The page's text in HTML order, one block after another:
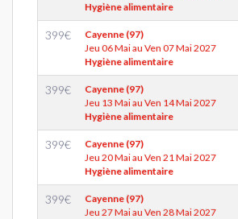
Hygiène alimentaire
399€
Cayenne (97)
Jeu 06 Mai au Ven 07 Mai 2027
Hygiène alimentaire
399€
Cayenne (97)
Jeu 13 Mai au Ven 14 Mai 2027
Hygiène alimentaire
399€
Cayenne (97)
Jeu 20 Mai au Ven 21 Mai 2027
Hygiène alimentaire
399€
Cayenne (97)
Jeu 27 Mai au Ven 28 Mai 2027